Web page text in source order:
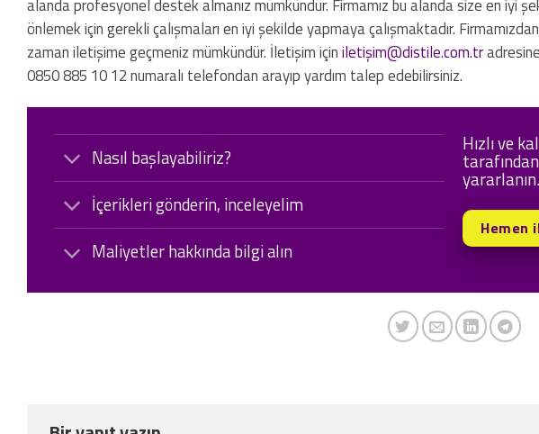
alanda profesyonel destek almanız mümkündür. Firmamız bu alanda size en iyi
önlemek için gerekli çalışmaları en iyi şekilde yapmaya çalışmaktadır.
zaman iletişime geçmeniz mümkündür. İletişim içiniletişim@distile.com.tr
0850 885 10 12 numaralı telefondan arayıp yardım talep edebilirsiniz.
Nasıl başlayabiliriz?
İçerikleri gönderin, inceleyelim
Maliyetler hakkında bilgi alın
Hızlı ve
yararlanın.
Hemen